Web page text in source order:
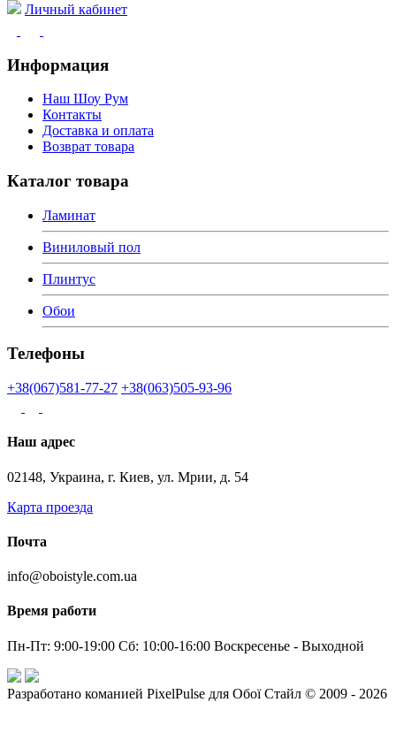
Личный кабинет
Информация
Наш Шоу Рум
Контакты
Доставка и оплата
Возврат товара
Каталог товара
Ламинат
Виниловый пол
Плинтус
Обои
Телефоны
+38(067)581-77-27 +38(063)505-93-96
Наш адрес
02148, Украина, г. Киев, ул. Мрии, д. 54
Карта проезда
Почта
info@oboistyle.com.ua
Время работи
Пн-Пт: 9:00-19:00 Сб: 10:00-16:00 Воскресенье - Выходной
Разработано команией PixelPulse для Обої Стайл © 2009 - 2026